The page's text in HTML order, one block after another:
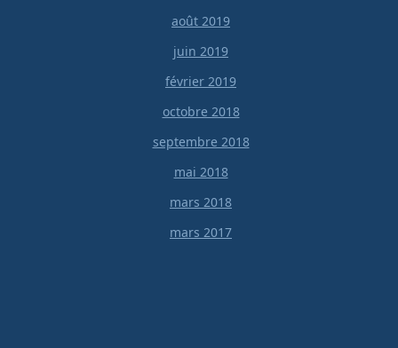
août 2019
juin 2019
février 2019
octobre 2018
septembre 2018
mai 2018
mars 2018
mars 2017